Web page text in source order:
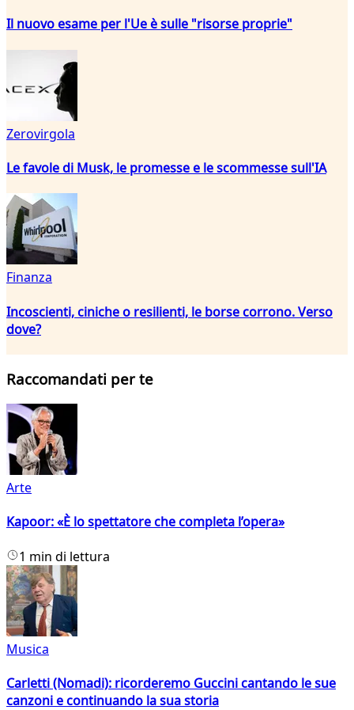
Il nuovo esame per l'Ue è sulle "risorse proprie"
Zerovirgola
Le favole di Musk, le promesse e le scommesse sull'IA
Finanza
Incoscienti, ciniche o resilienti, le borse corrono. Verso
dove?
Raccomandati per te
Arte
Kapoor: «È lo spettatore che completa l’opera»
1 min di lettura
Musica
Carletti (Nomadi): ricorderemo Guccini cantando le sue
canzoni e continuando la sua storia